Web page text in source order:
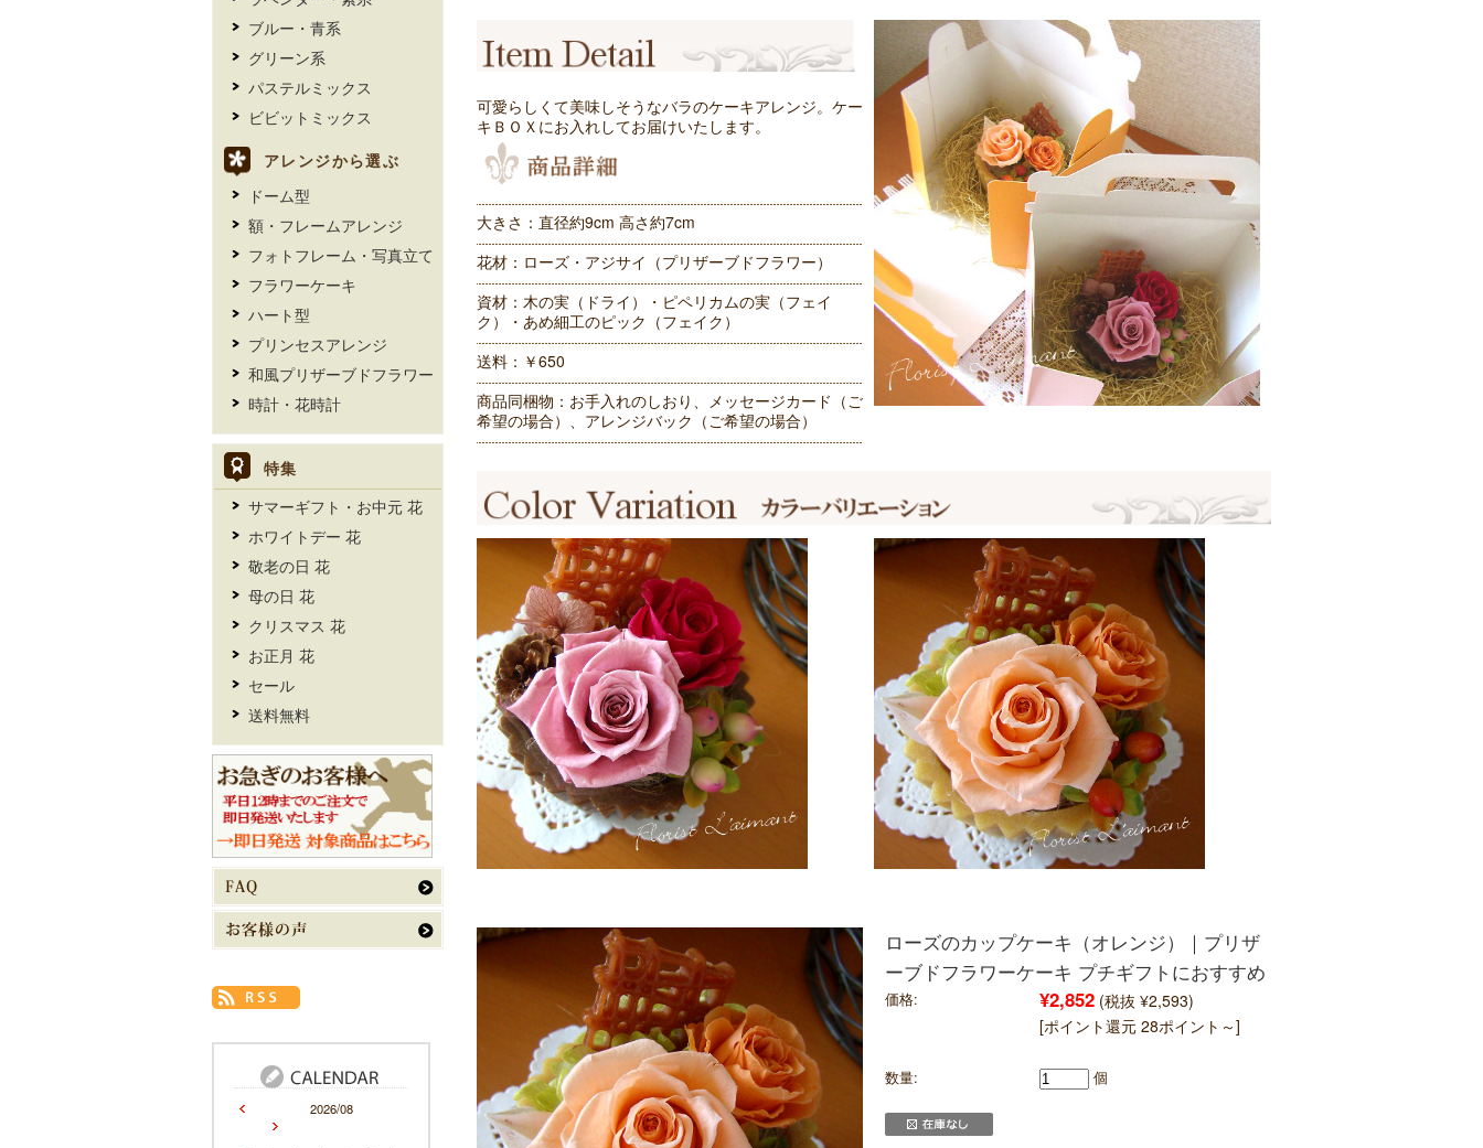
可愛らしくて美味しそうなバラのケーキアレンジ。ケー
キＢＯＸにお入れしてお届けいたします。
大きさ：直径約9cm 高さ約7cm
花材：ローズ・アジサイ（プリザーブドフラワー）
資材：木の実（ドライ）・ピペリカムの実（フェイ
ク）・あめ細工のピック（フェイク）
送料：￥650
商品同梱物：お手入れのしおり、メッセージカード（ご
希望の場合）、アレンジバック（ご希望の場合）
ローズのカップケーキ（オレンジ）｜プリザ
ーブドフラワーケーキ プチギフトにおすすめ
価格: ¥2,852 (税抜 ¥2,593)
[ポイント還元 28ポイント～]
数量: 個
ブルー・青系
グリーン系
パステルミックス
ビビットミックス
アレンジから選ぶ
ドーム型
額・フレームアレンジ
フォトフレーム・写真立て
フラワーケーキ
ハート型
プリンセスアレンジ
和風プリザーブドフラワー
時計・花時計
特集
サマーギフト・お中元 花
ホワイトデー 花
敬老の日 花
母の日 花
クリスマス 花
お正月 花
セール
送料無料
2026/08